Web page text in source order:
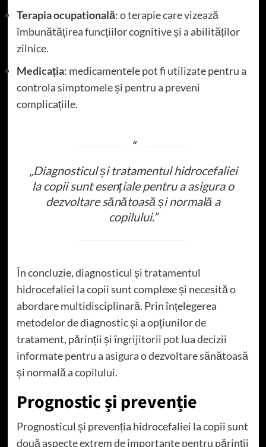
Terapia ocupatională: o terapie care vizează
îmbunătățirea funcțiilor cognitive și a abilităților
zilnice.
Medicația: medicamentele pot fi utilizate pentru a
controla simptomele și pentru a preveni
complicațiile.
„Diagnosticul și tratamentul hidrocefaliei
la copii sunt esențiale pentru a asigura o
dezvoltare sănătoasă și normală a
copilului.”
În concluzie, diagnosticul și tratamentul
hidrocefaliei la copii sunt complexe și necesită o
abordare multidisciplinară. Prin înțelegerea
metodelor de diagnostic și a opțiunilor de
tratament, părinții și îngrijitorii pot lua decizii
informate pentru a asigura o dezvoltare sănătoasă
și normală a copilului.
Prognostic și prevenție
Prognosticul și prevenția hidrocefaliei la copii sunt
două aspecte extrem de importante pentru părinții